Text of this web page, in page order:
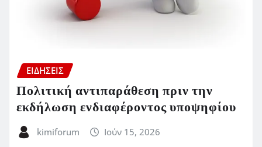
ΕΙΔΗΣΕΙΣ
Πολιτική αντιπαράθεση πριν την
εκδήλωση ενδιαφέροντος υποψηφίου
kimiforum Ιούν 15, 2026